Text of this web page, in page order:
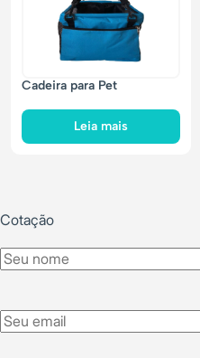
Cadeira para Pet
Leia mais
Cotação